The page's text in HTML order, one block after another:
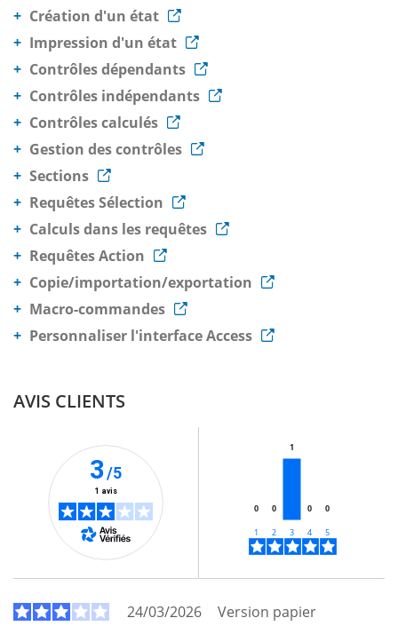
Création d'un état
Impression d'un état
Contrôles dépendants
Contrôles indépendants
Contrôles calculés
Gestion des contrôles
Sections
Requêtes Sélection
Calculs dans les requêtes
Requêtes Action
Copie/importation/exportation
Macro-commandes
Personnaliser l'interface Access
AVIS CLIENTS
3/5
1 avis
0 0
1
0 0
24/03/2026 Version papier